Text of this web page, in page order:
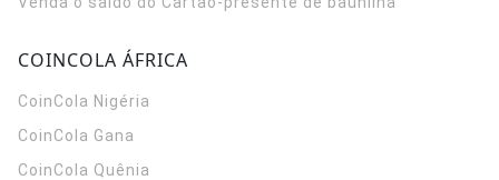
COINCOLA ÁFRICA
CoinCola Nigéria
CoinCola Gana
CoinCola Quênia